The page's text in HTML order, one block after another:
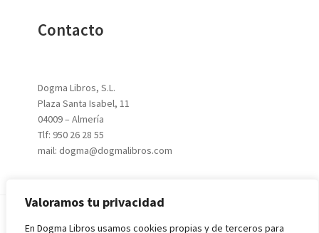
Valoramos tu privacidad
En Dogma Libros usamos cookies propias y de terceros para
Contacto
Dogma Libros, S.L.
Plaza Santa Isabel, 11
04009 – Almería
Tlf: 950 26 28 55
mail: dogma@dogmalibros.com